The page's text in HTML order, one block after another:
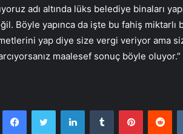
adı altında lüks belediye binaları
Böyle yapınca da işte bu fahiş
yap diye size vergi veriyor ama
maalesef sonuç böyle oluyor.”
FacebookTwitter LinkedInTumblr Pinterest